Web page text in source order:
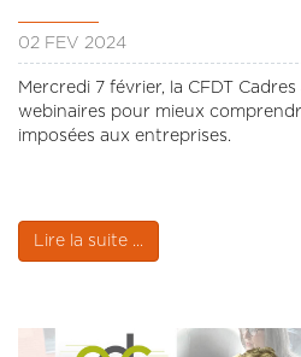
02 FÉV 2024
Mercredi 7 février, la CFDT
webinaires pour mieux
imposées aux entreprises.
Lire la suite ...